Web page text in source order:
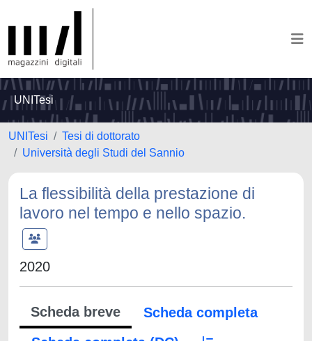
UNITesi
UNITesi
Tesi di dottorato
Università degli Studi del Sannio
La flessibilità della prestazione di
lavoro nel tempo e nello spazio.
2020
Scheda breve
Scheda completa